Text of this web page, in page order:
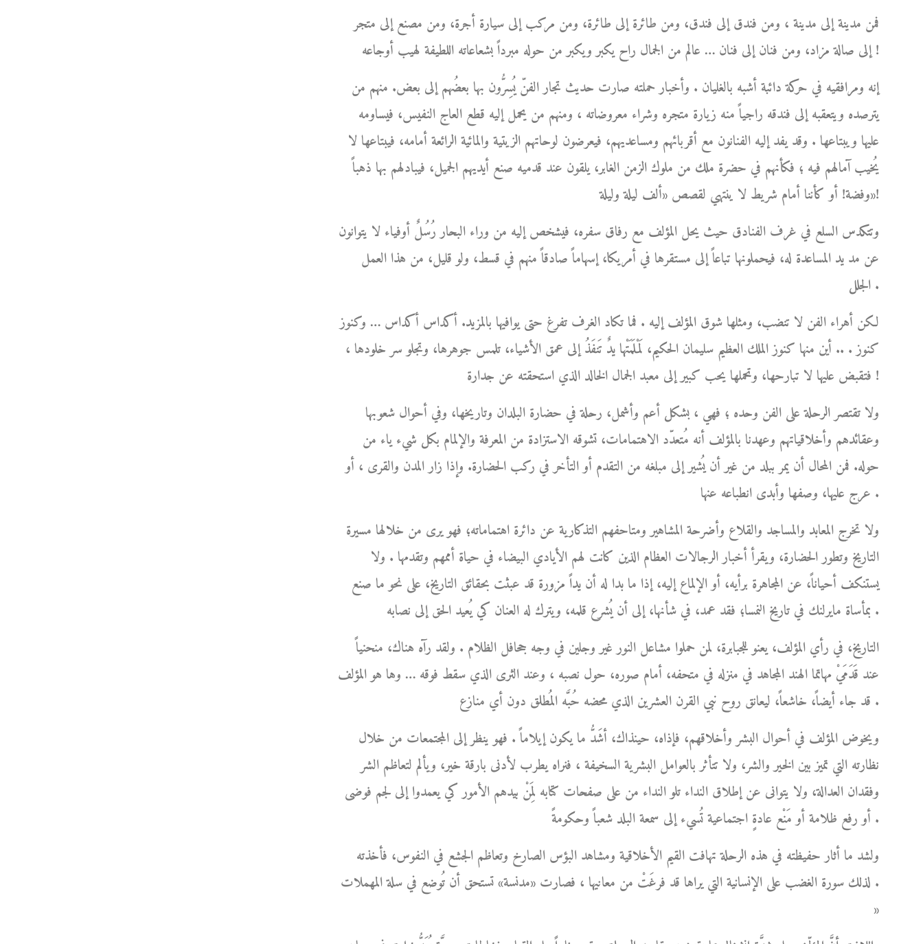
فمن مدينة إلى مدينة ، ومن فندق إلى فندق، ومن طائرة إلى طائرة، ومن مركب إلى سيارة أجرة، ومن مصنع إلى متجر
إلى صالة مزاد، ومن فنان إلى فنان … عالم من الجمال راح يكبر ويكبر من حوله مبرداً بشعاعاته اللطيفة لهيب أوجاعه !
إنه ومرافقيه في حركة دائبة أشبه بالغليان . وأخبار حملته صارت حديث تجار الفنّ يُسِرُّون بها بعضُهم إلى بعض. منهم من
يترصده ويتعقبه إلى فندقه راجياً منه زيارة متجره وشراء معروضاته ، ومنهم من يحمل إليه قطع العاج النفيس، فيساومه
عليها ويبتاعها . وقد يفد إليه الفنانون مع أقربائهم ومساعديهم، فيعرضون لوحاتهم الزيتية والمائية الرائعة أمامه، فيبتاعها لا
يُخيب آمالهم فيه ؛ فكأنهم في حضرة ملك من ملوك الزمن الغابر، يلقون عند قدميه صنع أيديهم الجميل، فيبادلهم بها ذهباً
وفضة! أو كأننا أمام شريط لا ينتهي لقصص «ألف ليلة وليلة»!
وتتكدس السلع في غرف الفنادق حيث يحل المؤلف مع رفاق سفره، فيشخص إليه من وراء البحار رُسُلٌ أوفياء لا يتوانون
عن مد يد المساعدة له، فيحملونها تباعاً إلى مستقرها في أمريكا، إسهاماً صادقاً منهم في قسط، ولو قليل، من هذا العمل
الجلل .
لكن أهراء الفن لا تنضب، ومثلها شوق المؤلف إليه . فما تكاد الغرف تفرغ حتى يوافيها بالمزيد. أكداس أكداس … وكنوز
كنوز . .. أين منها كنوز الملك العظيم سليمان الحكيم، لَمْلَمَتْها يدٌ تَنفَذُ إلى عمق الأشياء، تلمس جوهرها، وتجلو سر خلودها ،
فتقبض عليها لا تبارحها، وتحملها يحب كبير إلى معبد الجمال الخالد الذي استحقته عن جدارة !
ولا تقتصر الرحلة على الفن وحده ؛ فهي ، بشكل أعم وأشمل، رحلة في حضارة البلدان وتاريخها، وفي أحوال شعوبها
وعقائدهم وأخلاقياتهم وعهدنا بالمؤلف أنه مُتعدّد الاهتمامات، تشوقه الاستزادة من المعرفة والإلمام بكل شيء ياء من
حوله. فمن المحال أن يمر ببلد من غير أن يُشير إلى مبلغه من التقدم أو التأخر في ركب الحضارة. وإذا زار المدن والقرى ، أو
عرج عليها، وصفها وأبدى انطباعه عنها .
ولا تخرج المعابد والمساجد والقلاع وأضرحة المشاهير ومتاحفهم التذكارية عن دائرة اهتماماته؛ فهو يرى من خلالها مسيرة
التاريخ وتطور الحضارة، ويقرأ أخبار الرجالات العظام الذين كانت لهم الأيادي البيضاء في حياة أممهم وتقدمها . ولا
يستنكف أحياناً، عن المجاهرة برأيه، أو الإلماع إليه، إذا ما بدا له أن يداً مزورة قد عبثت بحقائق التاريخ، على نحو ما صنع
بمأساة مايرلنك في تاريخ النمسا؛ فقد عمد، في شأنها، إلى أن يُشرع قلمه، ويترك له العنان كي يُعيد الحق إلى نصابه .
التاريخ، في رأي المؤلف، يعنو للجبابرة، لمن حملوا مشاعل النور غير وجلين في وجه جحافل الظلام . ولقد رآه هناك، منحنياً
عند قَدَمَيْ مهاتما الهند المجاهد في منزله في متحفه، أمام صوره، حول نصبه ، وعند الثرى الذي سقط فوقه … وها هو المؤلف
قد جاء أيضاً، خاشعاً، ليعانق روح نبي القرن العشرين الذي محضه حُبَّه المُطلق دون أي منازع .
ويخوض المؤلف في أحوال البشر وأخلاقهم، فإذاه، حينذاك، أشَدُّ ما يكون إيلاماً . فهو ينظر إلى المجتمعات من خلال
نظارته التي تميز بين الخير والشر، ولا تتأثر بالعوامل البشرية السخيفة ، فنراه يطرب لأدنى بارقة خير، ويألم لتعاظم الشر
وفقدان العدالة، ولا يتوانى عن إطلاق النداء تلو النداء من على صفحات كتابه لِمَنْ بيدهم الأمور كي يعمدوا إلى لجم فوضى
أو رفع ظلامة أو مَنْع عادةٍ اجتماعية تُسيء إلى سمعة البلد شعباً وحكومةً .
ولشد ما أثار حفيظته في هذه الرحلة تهافت القيم الأخلاقية ومشاهد البؤس الصارخ وتعاظم الجشع في النفوس، فأخذته
لذلك سورة الغضب على الإنسانية التي يراها قد فرغَتْ من معانيها ، فصارت «مدنسة» تستحق أن تُوضع في سلة المهملات .
»